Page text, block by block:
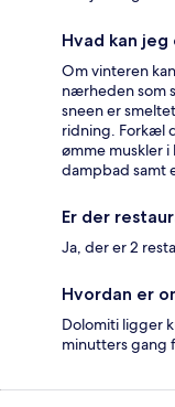
Hvad kan
Om vinteren
nærheden som
sneen er
ridning. Forkæl
ømme muskler
dampbad samt
Er der
Ja, der er 2
Hvordan er
Dolomiti ligger
minutters gang